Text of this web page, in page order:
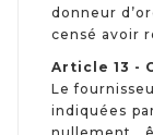
donneur
censé avoir
Article 13 -
Le
indiquées